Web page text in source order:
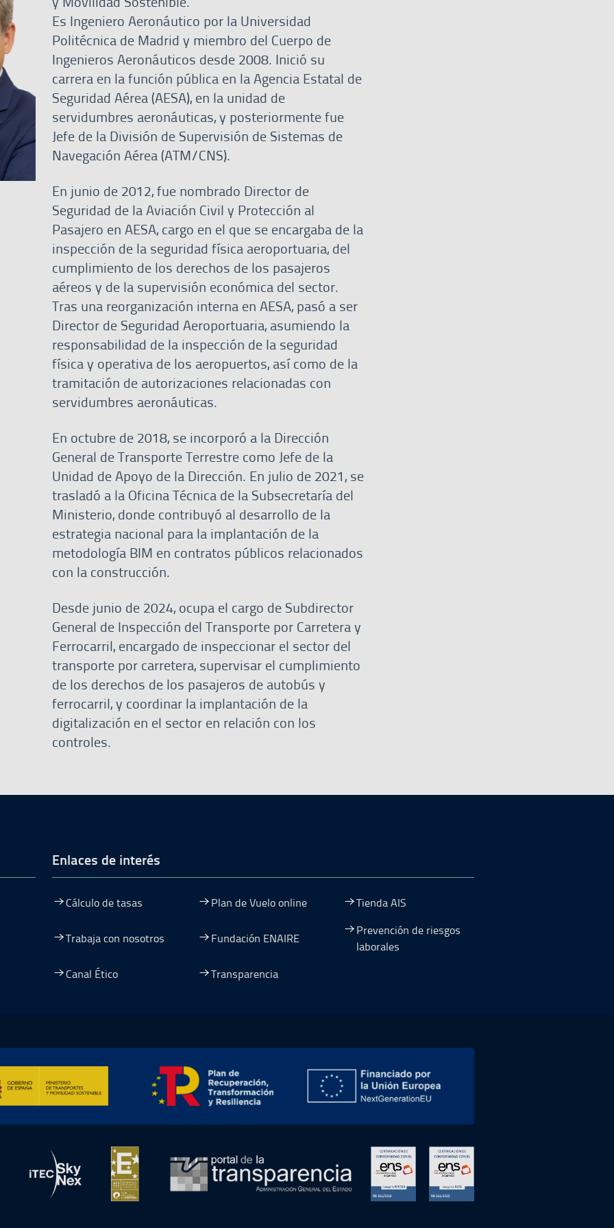
Es Ingeniero Aeronáutico por la Universidad
Politécnica de Madrid y miembro del Cuerpo de
Ingenieros Aeronáuticos desde 2008. Inició su
carrera en la función pública en la Agencia Estatal de
Seguridad Aérea (AESA), en la unidad de
servidumbres aeronáuticas, y posteriormente fue
Jefe de la División de Supervisión de Sistemas de
Navegación Aérea (ATM/CNS).
En junio de 2012, fue nombrado Director de
Seguridad de la Aviación Civil y Protección al
Pasajero en AESA, cargo en el que se encargaba de la
inspección de la seguridad física aeroportuaria, del
cumplimiento de los derechos de los pasajeros
aéreos y de la supervisión económica del sector.
Tras una reorganización interna en AESA, pasó a ser
Director de Seguridad Aeroportuaria, asumiendo la
responsabilidad de la inspección de la seguridad
física y operativa de los aeropuertos, así como de la
tramitación de autorizaciones relacionadas con
servidumbres aeronáuticas.
En octubre de 2018, se incorporó a la Dirección
General de Transporte Terrestre como Jefe de la
Unidad de Apoyo de la Dirección. En julio de 2021, se
trasladó a la Oficina Técnica de la Subsecretaría del
Ministerio, donde contribuyó al desarrollo de la
estrategia nacional para la implantación de la
metodología BIM en contratos públicos relacionados
con la construcción.
Desde junio de 2024, ocupa el cargo de Subdirector
General de Inspección del Transporte por Carretera y
Ferrocarril, encargado de inspeccionar el sector del
transporte por carretera, supervisar el cumplimiento
de los derechos de los pasajeros de autobús y
ferrocarril, y coordinar la implantación de la
digitalización en el sector en relación con los
controles.
página
ventanaventana
una nueva ventana
Enlaces de interés
Cálculo de tasas Plan de Vuelo online Tienda AIS
Trabaja con nosotros Fundación ENAIRE
Prevención de riesgos
laborales
Canal Ético
Transparencia
y Resiliencia, abre en ventana nueva